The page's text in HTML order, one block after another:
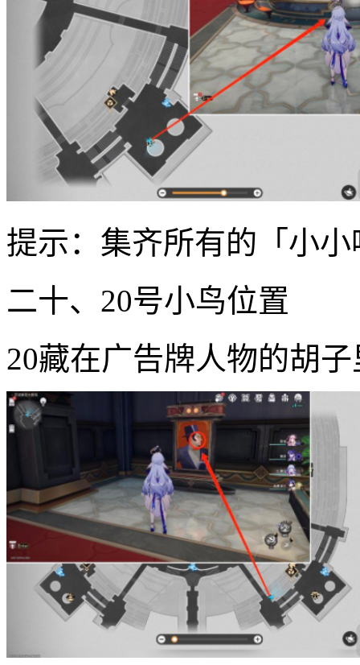
提示：集齐所有的「小
二十、20号小鸟位置
20藏在广告牌人物的胡子